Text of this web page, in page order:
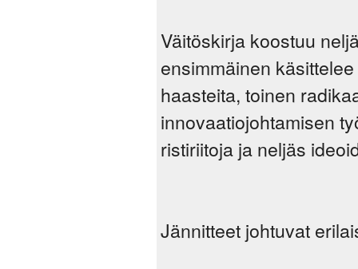
Väitöskirja koostuu
ensimmäinen
haasteita, toinen
innovaatiojohtamisen
ristiriitoja ja neljäs
Jännitteet johtuvat